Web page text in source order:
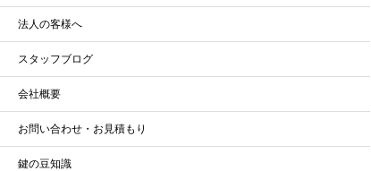
法人の客様へ
スタッフブログ
会社概要
お問い合わせ・お見積もり
鍵の豆知識